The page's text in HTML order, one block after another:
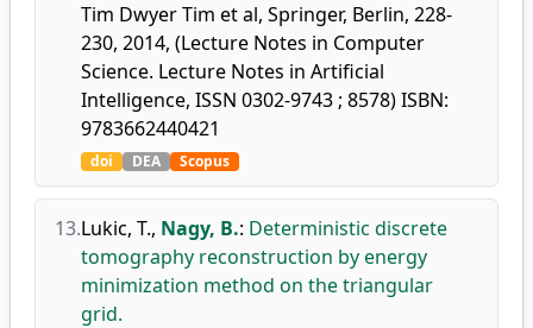
Tim Dwyer Tim et al, Springer, Berlin, 228-
230, 2014, (Lecture Notes in Computer
Science. Lecture Notes in Artificial
Intelligence, ISSN 0302-9743 ; 8578) ISBN:
9783662440421
doi DEA Scopus
13.Lukic, T., Nagy, B.: Deterministic discrete
tomography reconstruction by energy
minimization method on the triangular
grid.